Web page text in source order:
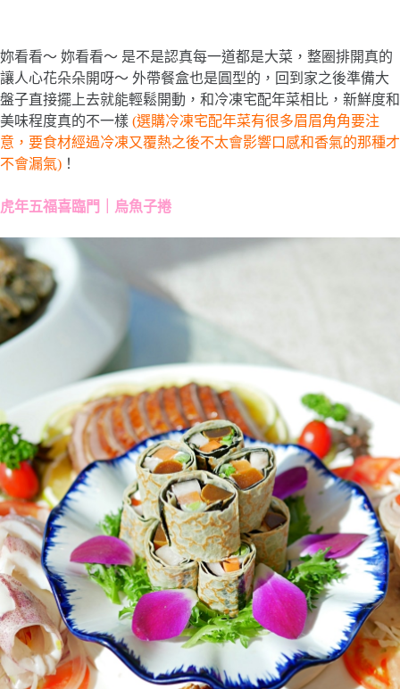
妳看看～ 妳看看～ 是不是認真每一道都是大菜，整圈排開真的
讓人心花朵朵開呀～ 外帶餐盒也是圓型的，回到家之後準備大
盤子直接擺上去就能輕鬆開動，和冷凍宅配年菜相比，新鮮度和
美味程度真的不一樣 (選購冷凍宅配年菜有很多眉眉角角要注
意，要食材經過冷凍又覆熱之後不太會影響口感和香氣的那種才
不會漏氣) ！
虎年五福喜臨門｜烏魚子捲